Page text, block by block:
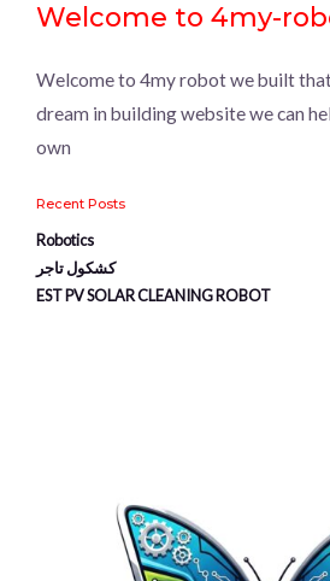
Welcome to 4my-
Welcome to 4my robot we built
dream in building website we can
own
Recent Posts
Robotics
كشكول تاجر
EST PV SOLAR CLEANING ROBOT